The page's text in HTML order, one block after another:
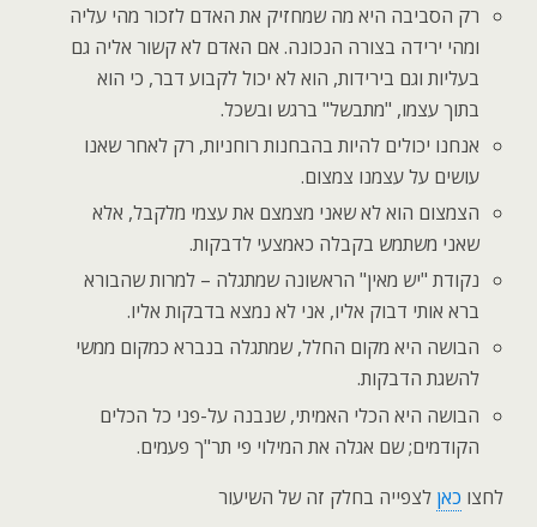
רק הסביבה היא מה שמחזיק את האדם לזכור מהי עליה
ומהי ירידה בצורה הנכונה. אם האדם לא קשור אליה גם
בעליות וגם בירידות, הוא לא יכול לקבוע דבר, כי הוא
בתוך עצמו, "מתבשל" ברגש ובשכל.
אנחנו יכולים להיות בהבחנות רוחניות, רק לאחר שאנו
עושים על עצמנו צמצום.
הצמצום הוא לא שאני מצמצם את עצמי מלקבל, אלא
שאני משתמש בקבלה כאמצעי לדבקות.
נקודת "יש מאין" הראשונה שמתגלה – למרות שהבורא
ברא אותי דבוק אליו, אני לא נמצא בדבקות אליו.
הבושה היא מקום החלל, שמתגלה בנברא כמקום ממשי
להשגת הדבקות.
הבושה היא הכלי האמיתי, שנבנה על-פני כל הכלים
הקודמים; שם אגלה את המילוי פי תר"ך פעמים.
לחצו כאן לצפייה בחלק זה של השיעור